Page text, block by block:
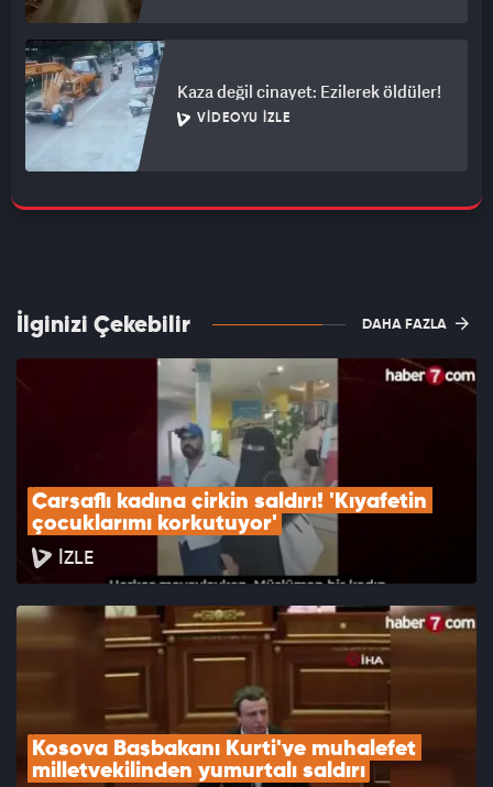
Kaza değil cinayet: Ezilerek öldüler!
VIDEOYU İZLE
İlginizi Çekebilir DAHA FAZLA
Çarşaflı kadına çirkin saldırı! 'Kıyafetin
çocuklarımı korkutuyor'
İZLE
Kosova Başbakanı Kurti'ye muhalefet
milletvekilinden yumurtalı saldırı